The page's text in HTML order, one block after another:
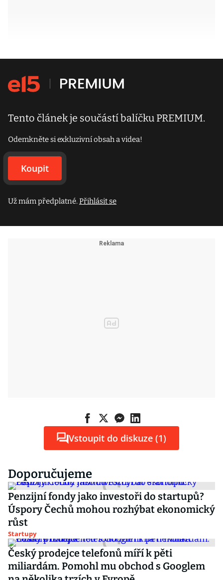
Tento článek je součástí balíčku PREMIUM.
Odemkněte si exkluzivní obsah a videa!
Koupit
Už mám předplatné.Přihlásit se
Vstoupit do diskuze (1)
Doporučujeme
Penzijní fondy jako investoři do startupů?
Úspory Čechů mohou rozhýbat ekonomický
růst
Startupy
Český prodejce telefonů míří k pěti
miliardám. Pomohl mu obchod s Googlem